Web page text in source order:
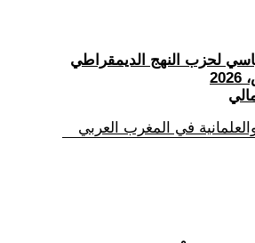
لحزب النهج الديمقراطي
في المغرب العربي